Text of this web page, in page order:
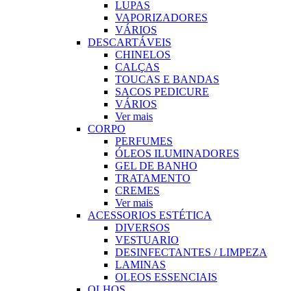
LUPAS
VAPORIZADORES
VÁRIOS
DESCARTÁVEIS
CHINELOS
CALÇAS
TOUCAS E BANDAS
SACOS PEDICURE
VÁRIOS
Ver mais
CORPO
PERFUMES
ÓLEOS ILUMINADORES
GEL DE BANHO
TRATAMENTO
CREMES
Ver mais
ACESSORIOS ESTÉTICA
DIVERSOS
VESTUARIO
DESINFECTANTES / LIMPEZA
LAMINAS
OLEOS ESSENCIAIS